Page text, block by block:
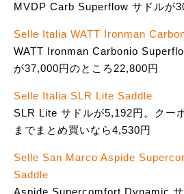
MVDP Carb Superflow サドルが
Selle Italia WATT Ironman
WATT Ironman Carbonio
が37,000円のところ22,800円
Selle Italia SLR Lite Saddle
SLR Lite サドルが5,192円。クー
までまとめ買いなら4,530円
Selle San Marco Aspide
Saddle